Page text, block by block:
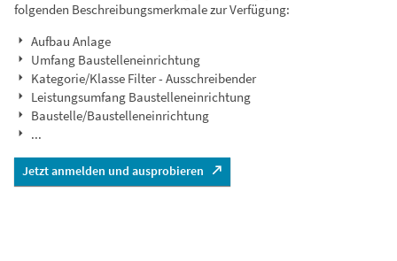
folgenden Beschreibungsmerkmale zur Verfügung:
Aufbau Anlage
Umfang Baustelleneinrichtung
Kategorie/Klasse Filter - Ausschreibender
Leistungsumfang Baustelleneinrichtung
Baustelle/Baustelleneinrichtung
...
Jetzt anmelden und ausprobieren